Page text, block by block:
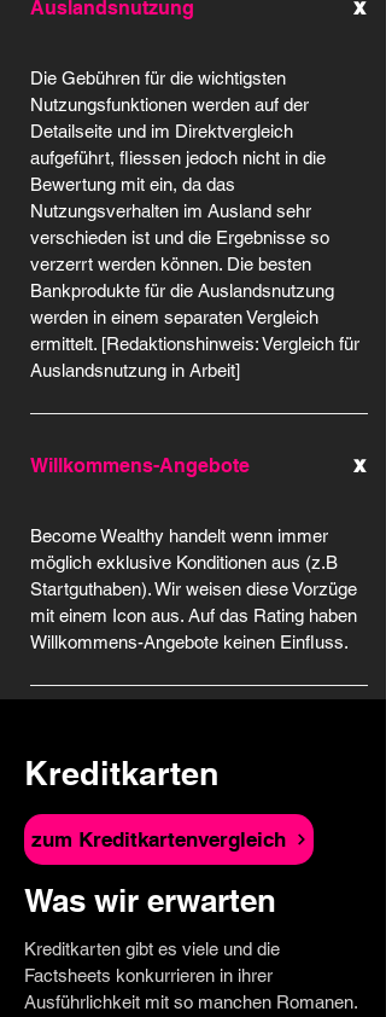
Auslandsnutzung x
Die Gebühren für die wichtigsten
Nutzungsfunktionen werden auf der
Detailseite und im Direktvergleich
aufgeführt, fliessen jedoch nicht in die
Bewertung mit ein, da das
Nutzungsverhalten im Ausland sehr
verschieden ist und die Ergebnisse so
verzerrt werden können. Die besten
Bankprodukte für die Auslandsnutzung
werden in einem separaten Vergleich
ermittelt. [Redaktionshinweis: Vergleich für
Auslandsnutzung in Arbeit]
Willkommens-Angebote x
Become Wealthy handelt wenn immer
möglich exklusive Konditionen aus (z.B
Startguthaben). Wir weisen diese Vorzüge
mit einem Icon aus. Auf das Rating haben
Willkommens-Angebote keinen Einfluss.
Kreditkarten
zum Kreditkartenvergleich
Was wir erwarten
Kreditkarten gibt es viele und die
Factsheets konkurrieren in ihrer
Ausführlichkeit mit so manchen Romanen.